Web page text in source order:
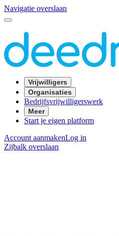
Navigatie overslaan
Vrijwilligers
Organisaties
Bedrijfsvrijwilligerswerk
Meer
Start je eigen platform
Account aanmakenLog in
Zijbalk overslaan